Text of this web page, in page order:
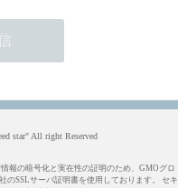
star" All right Reserved
報の暗号化と実在性の証明のため、GMOグロ
のSSLサーバ証明書を使用しております。 セキ